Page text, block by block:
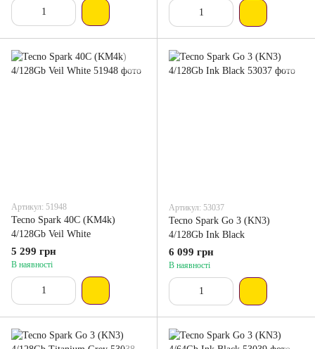
Артикул: 51948
Tecno Spark 40C (KM4k)
4/128Gb Veil White
5 299 грн
В наявності
Артикул: 53037
Tecno Spark Go 3 (KN3)
4/128Gb Ink Black
6 099 грн
В наявності